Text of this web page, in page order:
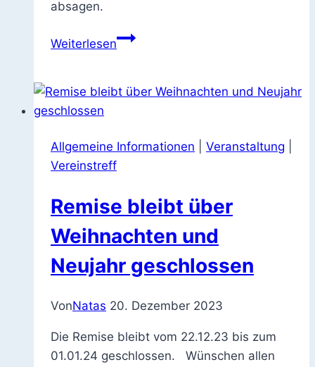
absagen.
WeiterlesenAußerplanmäßige
Allgemeine Informationen Veranstaltung
Vereinstreff
Remise bleibt über
Weihnachten und
Neujahr geschlossen
VonNatas 20. Dezember 2023
Die Remise bleibt vom 22.12.23 bis zum
01.01.24 geschlossen. Wünschen allen